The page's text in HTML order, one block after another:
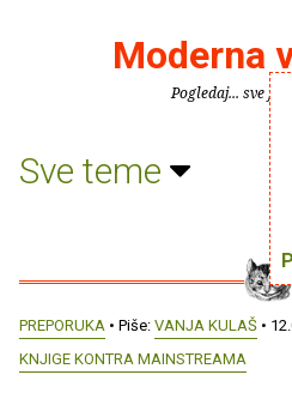
Moderna
Pogledaj... sve je
Sve teme
PREPORUKA • Piše: VANJA KULAŠ •
KNJIGE KONTRA MAINSTREAMA